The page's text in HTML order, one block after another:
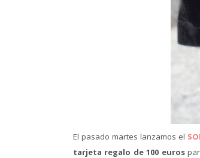
El pasado martes lanzamos el
tarjeta regalo de 100 euros